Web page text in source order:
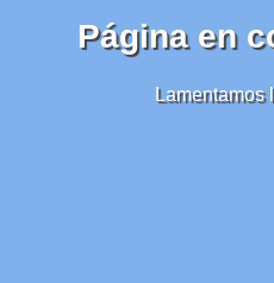
Página en
Lamentamos